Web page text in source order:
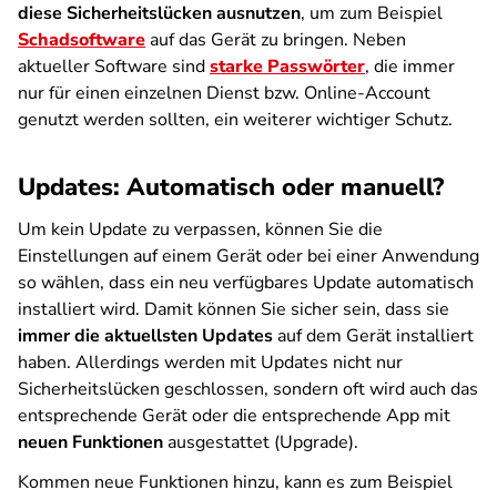
diese Sicherheitslücken ausnutzen, um zum Beispiel
Schadsoftwareauf das Gerät zu bringen. Neben
aktueller Software sindstarke Passwörter, die immer
nur für einen einzelnen Dienst bzw. Online-Account
genutzt werden sollten, ein weiterer wichtiger Schutz.
Updates: Automatisch oder manuell?
Um kein Update zu verpassen, können Sie die
Einstellungen auf einem Gerät oder bei einer Anwendung
so wählen, dass ein neu verfügbares Update automatisch
installiert wird. Damit können Sie sicher sein, dass sie
immer die aktuellsten Updatesauf dem Gerät installiert
haben. Allerdings werden mit Updates nicht nur
Sicherheitslücken geschlossen, sondern oft wird auch das
entsprechende Gerät oder die entsprechende App mit
neuen Funktionenausgestattet (Upgrade).
Kommen neue Funktionen hinzu, kann es zum Beispiel